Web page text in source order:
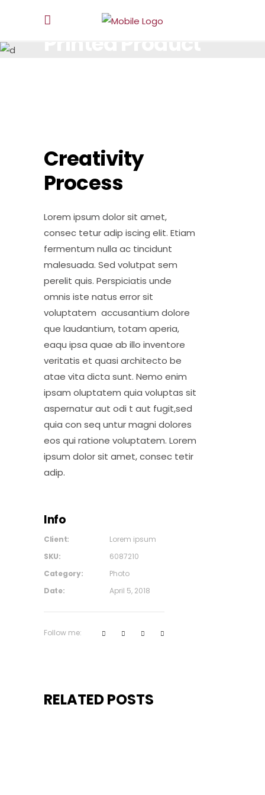
Printed Product
Creativity
Process
Lorem ipsum dolor sit amet,
consec tetur adip iscing elit. Etiam
fermentum nulla ac tincidunt
malesuada. Sed volutpat sem
perelit quis. Perspiciatis unde
omnis iste natus error sit
voluptatem accusantium dolore
que laudantium, totam aperia,
eaqu ipsa quae ab illo inventore
veritatis et quasi architecto be
atae vita dicta sunt. Nemo enim
ipsam oluptatem quia voluptas sit
aspernatur aut odi t aut fugit,sed
quia con seq untur magni dolores
eos qui ratione voluptatem. Lorem
ipsum dolor sit amet, consec tetir
adip.
Info
Client:
Lorem ipsum
SKU:
6087210
Category:
Photo
Date:
April 5, 2018
Follow me:
RELATED POSTS